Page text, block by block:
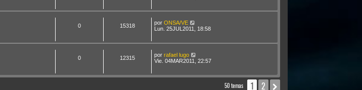
0 15318 por ONSA/VE
Lun. 25JUL2011, 18:58
0 12315 por rafael lugo
Vie. 04MAR2011, 22:57
50 temas 1 2